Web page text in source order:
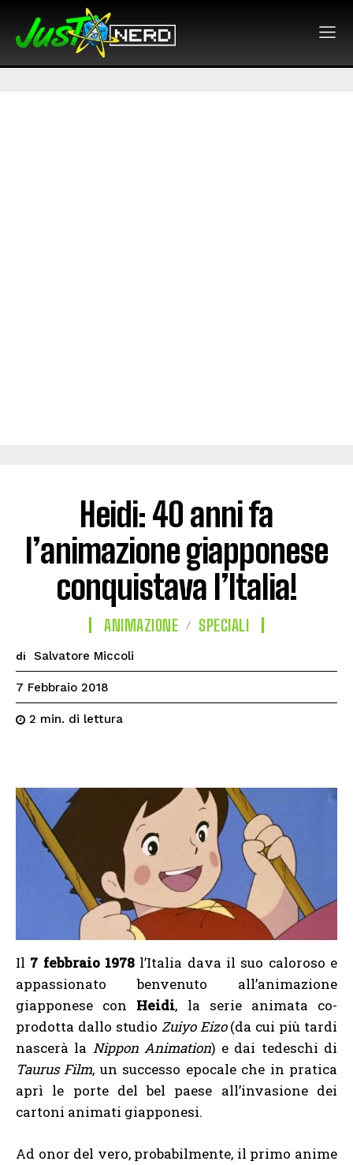
Heidi: 40 anni fa
l’animazione giapponese
conquistava l’Italia!
ANIMAZIONE SPECIALI
di Salvatore Miccoli
7 Febbraio 2018
2 min. di lettura
Il 7 febbraio 1978 l’Italia dava il suo caloroso e
appassionato benvenuto all’animazione
giapponese con Heidi, la serie animata co-
prodotta dallo studio Zuiyo Eizo(da cui più tardi
nascerà la Nippon Animation) e dai tedeschi di
Taurus Film, un successo epocale che in pratica
aprì le porte del bel paese all’invasione dei
cartoni animati giapponesi.
Ad onor del vero, probabilmente, il primo anime